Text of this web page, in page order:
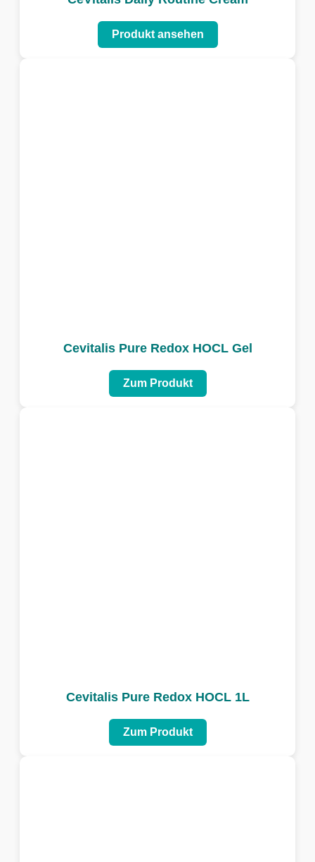
Produkt ansehen
Cevitalis Pure Redox HOCL Gel
Zum Produkt
Cevitalis Pure Redox HOCL 1L
Zum Produkt